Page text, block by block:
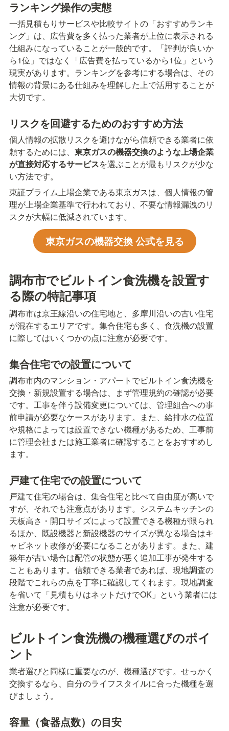
ランキング操作の実態
一括見積もりサービスや比較サイトの「おすすめランキ
ング」は、広告費を多く払った業者が上位に表示される
仕組みになっていることが一般的です。「評判が良いか
ら1位」ではなく「広告費を払っているから1位」という
現実があります。ランキングを参考にする場合は、その
情報の背景にある仕組みを理解した上で活用することが
大切です。
リスクを回避するためのおすすめ方法
個人情報の拡散リスクを避けながら信頼できる業者に依
頼するためには、 東京ガスの機器交換のような上場企業
が直接対応するサービスを選ぶことが最もリスクが少な
い方法です。
東証プライム上場企業である東京ガスは、個人情報の管
理が上場企業基準で行われており、不要な情報漏洩のリ
スクが大幅に低減されています。
東京ガスの機器交換 公式を見る
調布市でビルトイン食洗機を設置す
る際の特記事項
調布市は京王線沿いの住宅地と、多摩川沿いの古い住宅
が混在するエリアです。集合住宅も多く、食洗機の設置
に際してはいくつかの点に注意が必要です。
集合住宅での設置について
調布市内のマンション・アパートでビルトイン食洗機を
交換・新規設置する場合は、まず管理規約の確認が必要
です。工事を伴う設備変更については、管理組合への事
前申請が必要なケースがあります。また、給排水の位置
や規格によっては設置できない機種があるため、工事前
に管理会社または施工業者に確認することをおすすめし
ます。
戸建て住宅での設置について
戸建て住宅の場合は、集合住宅と比べて自由度が高いで
すが、それでも注意点があります。システムキッチンの
天板高さ・開口サイズによって設置できる機種が限られ
るほか、既設機器と新設機器のサイズが異なる場合はキ
ャビネット改修が必要になることがあります。また、建
築年が古い場合は配管の状態が悪く追加工事が発生する
こともあります。信頼できる業者であれば、現地調査の
段階でこれらの点を丁寧に確認してくれます。現地調査
を省いて「見積もりはネットだけでOK」という業者には
注意が必要です。
ビルトイン食洗機の機種選びのポイ
ント
業者選びと同様に重要なのが、機種選びです。せっかく
交換するなら、自分のライフスタイルに合った機種を選
びましょう。
容量（食器点数）の目安